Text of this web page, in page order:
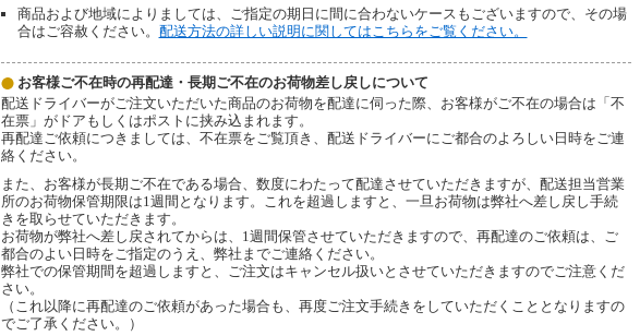
商品および地域によりましては、ご指定の期日に間に合わないケースもございますので、その場
合はご容赦ください。 配送方法の詳しい説明に関してはこちらをご覧ください。
お客様ご不在時の再配達・長期ご不在のお荷物差し戻しについて
配送ドライバーがご注文いただいた商品のお荷物を配達に伺った際、お客様がご不在の場合は「不
在票」がドアもしくはポストに挟み込まれます。
再配達ご依頼につきましては、不在票をご覧頂き、配送ドライバーにご都合のよろしい日時をご連
絡ください。
また、お客様が長期ご不在である場合、数度にわたって配達させていただきますが、配送担当営業
所のお荷物保管期限は1週間となります。これを超過しますと、一旦お荷物は弊社へ差し戻し手続
きを取らせていただきます。
お荷物が弊社へ差し戻されてからは、1週間保管させていただきますので、再配達のご依頼は、ご
都合のよい日時をご指定のうえ、弊社までご連絡ください。
弊社での保管期間を超過しますと、ご注文はキャンセル扱いとさせていただきますのでご注意くだ
さい。
（これ以降に再配達のご依頼があった場合も、再度ご注文手続きをしていただくこととなりますの
でご了承ください。）